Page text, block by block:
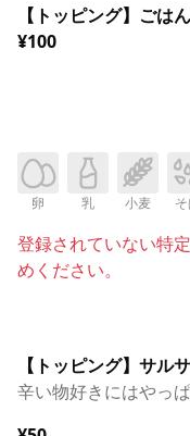
【トッピング】ごは
¥100
卵 乳 小麦
登録されていない特
めください。
【トッピング】サル
辛い物好きにはやっ